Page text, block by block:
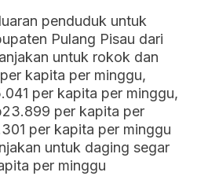
penduduk untuk
Pulang Pisau dari
untuk rokok dan
kapita per minggu,
per kapita per minggu,
per kapita per
per kapita per minggu
untuk daging segar
per minggu